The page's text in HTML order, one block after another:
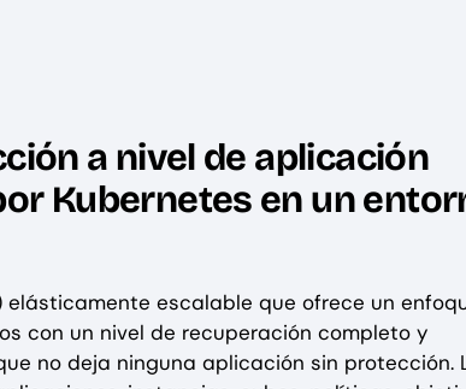
a nivel de aplicación
Kubernetes en un
escalable que ofrece un
con un nivel de recuperación completo y
no deja ninguna aplicación sin protección.